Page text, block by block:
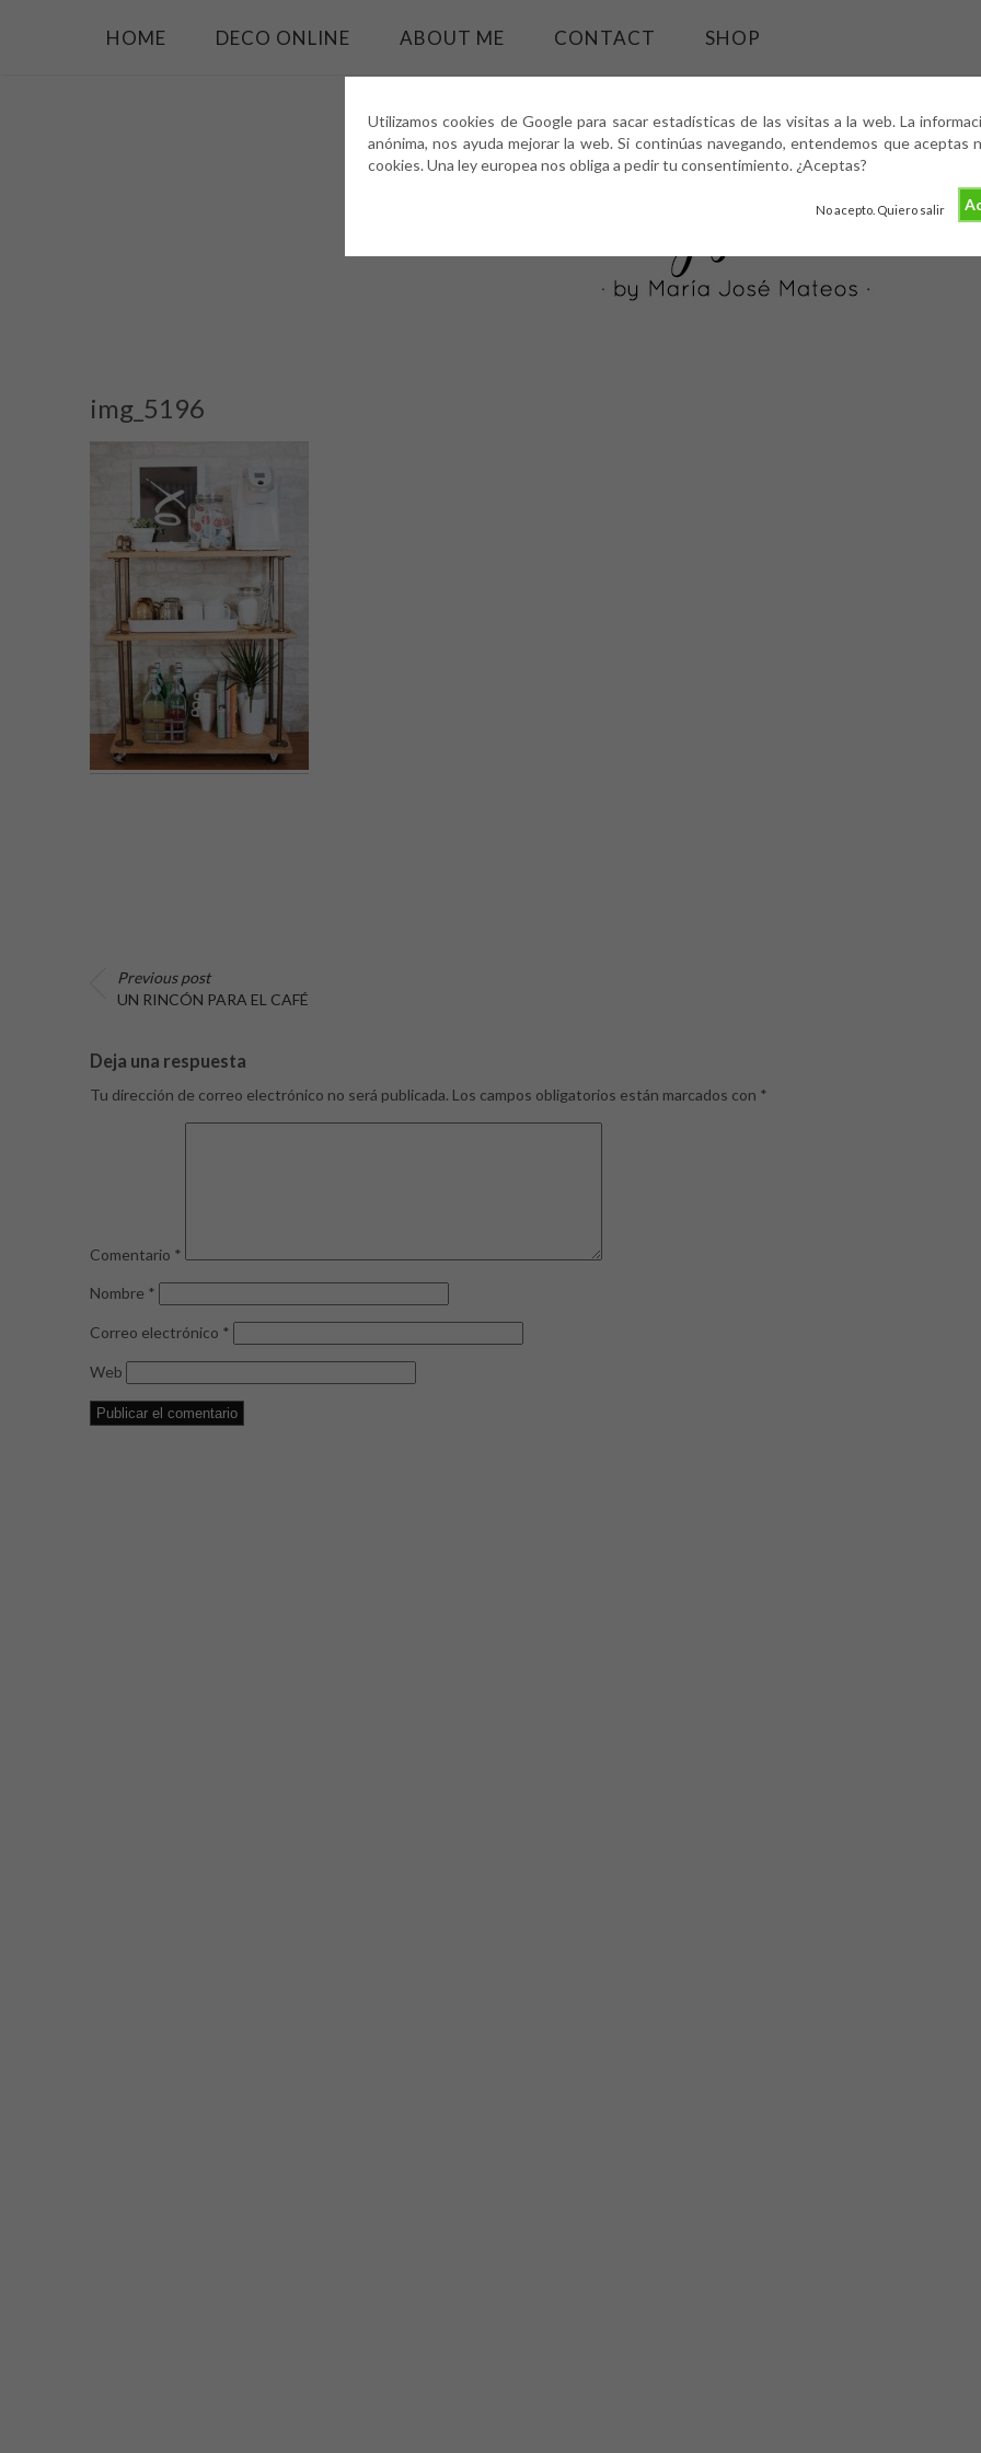
Utilizamos cookies de Google para sacar estadísticas de las visitas a la web. La
anónima, nos ayuda mejorar la web. Si continúas navegando, entendemos que aceptas
cookies. Una ley europea nos obliga a pedir tu consentimiento. ¿Aceptas?
No acepto. Quiero salir
HOME DECO ONLINE ABOUT ME CONTACT SHOP
img_5196
Previous post
UN RINCÓN PARA EL CAFÉ
Deja una respuesta
Tu dirección de correo electrónico no será publicada. Los campos obligatorios están marcados con *
Comentario *
Nombre *
Correo electrónico *
Web